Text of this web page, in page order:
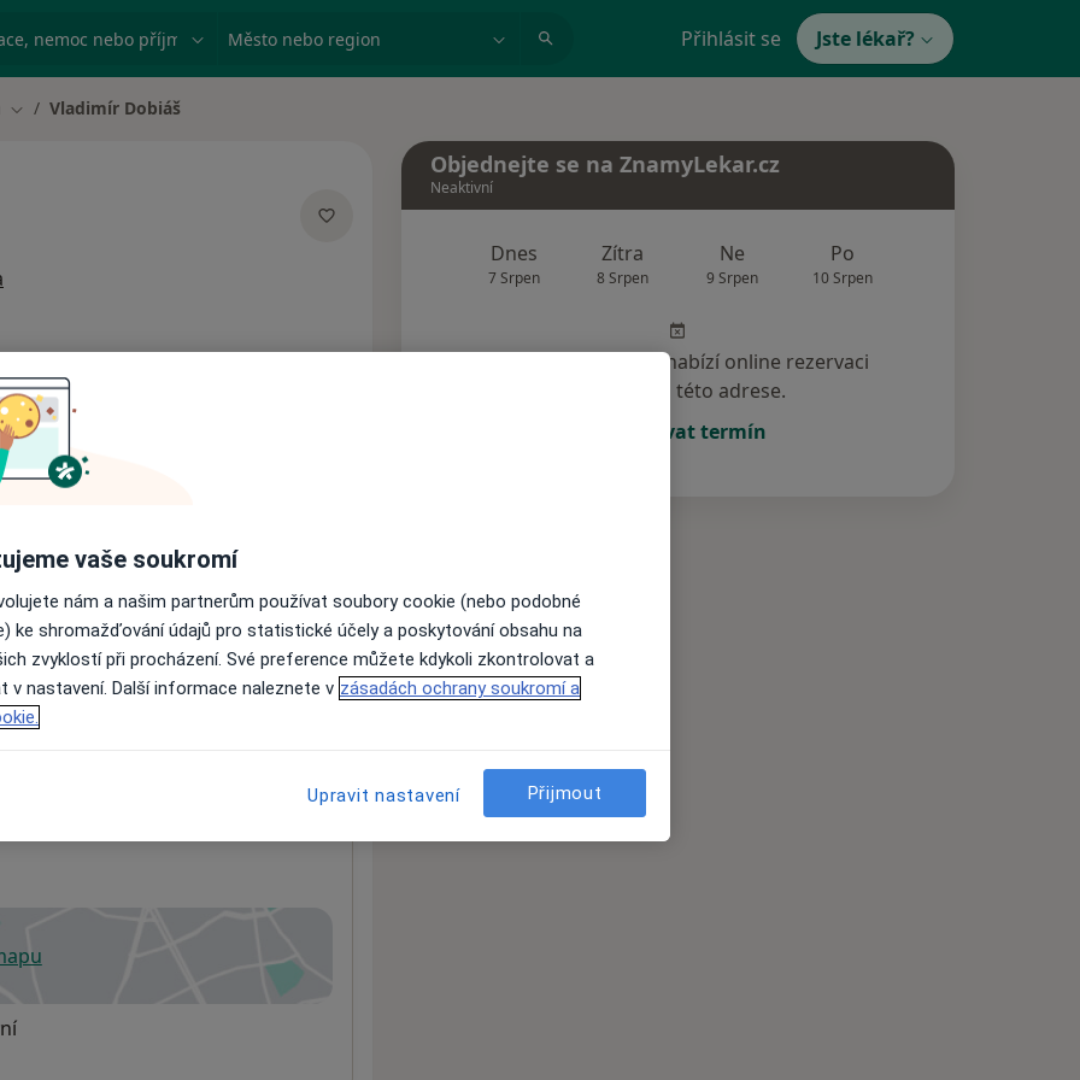
nemoc nebo příjmení Město nebo region Přihlásit se Jste lékař?
Změna města
Vladimír Dobiáš
nejsou k dispozici
informace o svých službách.
v nové záložce
Objednejte se na ZnamyLekar.cz
Neaktivní
Dnes
7 Srpen
Zítra
8 Srpen
Ne
9 Srpen
Po
10 Srpen
Tento specialista nenabízí online rezervaci
termínu na této adrese.
Rezervovat termín
vaše soukromí
nám a našim partnerům používat soubory cookie (nebo podobné
ke shromažďování údajů pro statistické účely a poskytování obsahu na
zvyklostí při procházení. Své preference můžete kdykoli zkontrolovat a
v nastavení. Další informace naleznete v zásadách ochrany soukromí a
Upravit nastavení Přijmout